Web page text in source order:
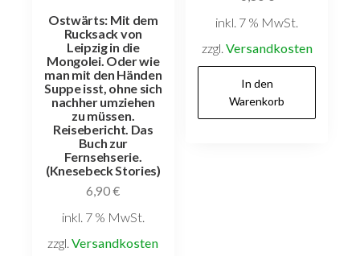
Ostwärts: Mit dem
Rucksack von
Leipzig in die
Mongolei. Oder wie
man mit den Händen
Suppe isst, ohne sich
zu müssen.
Reisebericht. Das
Buch zur
Fernsehserie.
(Knesebeck Stories)
Wagnis und
Abenteuer der
grossen
Entdeckungen
6,80
inkl. 7 % MwSt.